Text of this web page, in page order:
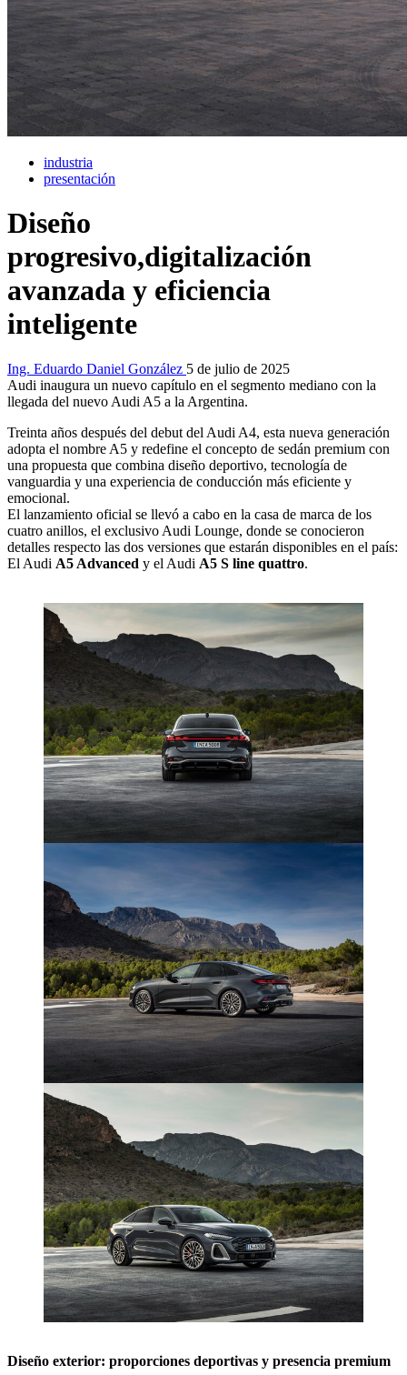
industria
presentación
Diseño
progresivo,digitalización
avanzada y eficiencia
inteligente
Ing. Eduardo Daniel González 5 de julio de 2025
Audi inaugura un nuevo capítulo en el segmento mediano con la
llegada del nuevo Audi A5 a la Argentina.
Treinta años después del debut del Audi A4, esta nueva generación
adopta el nombre A5 y redefine el concepto de sedán premium con
una propuesta que combina diseño deportivo, tecnología de
vanguardia y una experiencia de conducción más eficiente y
emocional.
El lanzamiento oficial se llevó a cabo en la casa de marca de los
cuatro anillos, el exclusivo Audi Lounge, donde se conocieron
detalles respecto las dos versiones que estarán disponibles en el país:
El Audi A5 Advanced y el Audi A5 S line quattro.
Diseño exterior: proporciones deportivas y presencia premium